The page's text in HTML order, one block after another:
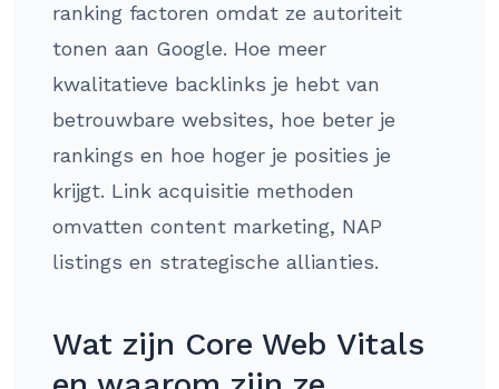
ranking factoren omdat ze autoriteit
tonen aan Google. Hoe meer
kwalitatieve backlinks je hebt van
betrouwbare websites, hoe beter je
rankings en hoe hoger je posities je
krijgt. Link acquisitie methoden
omvatten content marketing, NAP
listings en strategische allianties.
Wat zijn Core Web Vitals